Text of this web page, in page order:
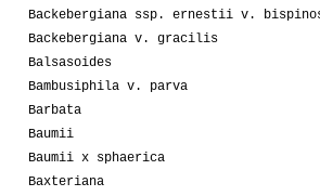
Backebergiana ssp. ernestii v.
Backebergiana v. gracilis
Balsasoides
Bambusiphila v. parva
Barbata
Baumii
Baumii x sphaerica
Baxteriana